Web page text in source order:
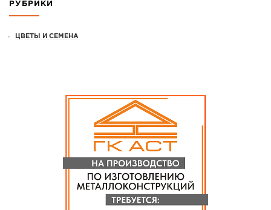
РУБРИКИ
ЦВЕТЫ И СЕМЕНА